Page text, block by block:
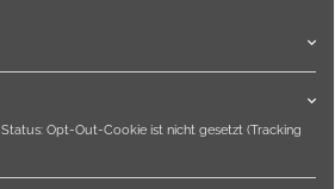
Status: Opt-Out-Cookie ist nicht gesetzt (Tracking